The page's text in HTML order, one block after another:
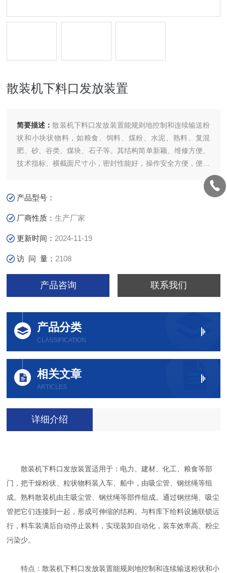
散装机下料口发放装置
简要描述：散装机下料口发放装置能规则地控制和连续输送粉
状和小块状物料，如粮食、饲料、煤粉、水泥、熟料、复混
肥、砂、谷类、煤块、石子等。其结构简单新颖、维修方便、
技术指标、横截面尺寸小，密封性能好，操作安全方便，便于
中间装、卸料;中间吊轴承采用滚动式或滑动式两种结构，均
设防尘、密封装置，操作维修方便。散装机下料口发放装置/
水泥散装机水泥发放装置
产品型号：
厂商性质：生产厂家
更新时间： 2024-11-19
访 问 量： 2108
产品咨询 联系我们
产品分类
CLASSIFICATION
相关文章
ARTICLES
详细介绍
散装机下料口发放装置适用于：电力、建材、化工、粮食等部
门，把干燥粉状、粒状物料装入车、船中，由吸尘管、钢丝绳等组
成。熟料散装机由主吸尘管、钢丝绳等部件组成。通过钢丝绳、吸尘
管把它们连接到一起，形成可伸缩的结构。与料库下给料设施联锁运
行，料车装满后自动停止装料，实现装卸自动化，装车效率高、粉尘
污染少。
特点：散装机下料口发放装置能规则地控制和连续输送粉状和小